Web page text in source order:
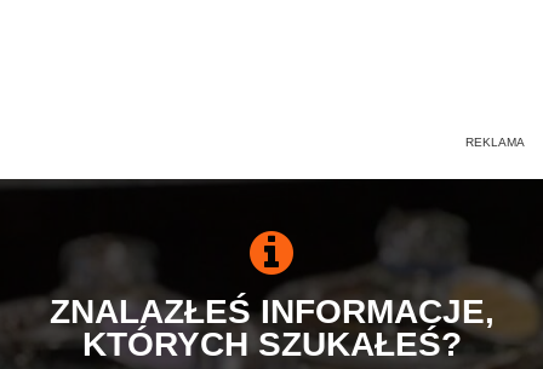
ZNALAZŁEŚ INFORMACJE,
KTÓRYCH SZUKAŁEŚ?